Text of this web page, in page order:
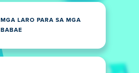
MGA LARO PARA SA MGA
BABAE